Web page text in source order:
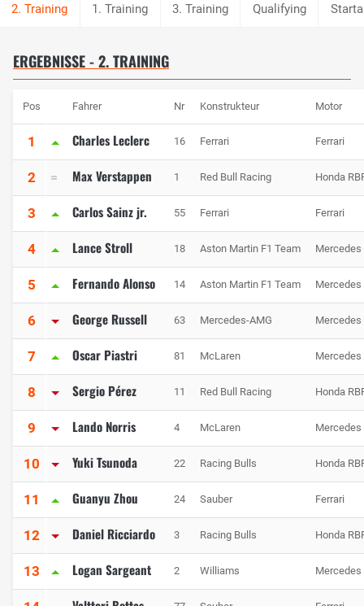
1. Training 3. Training Qualifying
ERGEBNISSE - 2. TRAINING
Pos Fahrer Nr Konstrukteur Motor
1 Charles Leclerc 16 Ferrari Ferrari
2 Max Verstappen 1 Red Bull Racing Honda
3 Carlos Sainz jr. 55 Ferrari Ferrari
4 Lance Stroll 18 Aston Martin F1 Team Mercedes
5 Fernando Alonso 14 Aston Martin F1 Team Mercedes
6 George Russell 63 Mercedes-AMG Mercedes
7 Oscar Piastri 81 McLaren Mercedes
8 Sergio Pérez 11 Red Bull Racing Honda
9 Lando Norris 4 McLaren Mercedes
10 Yuki Tsunoda 22 Racing Bulls Honda
11 Guanyu Zhou 24 Sauber Ferrari
12 Daniel Ricciardo 3 Racing Bulls Honda
13 Logan Sargeant 2 Williams Mercedes